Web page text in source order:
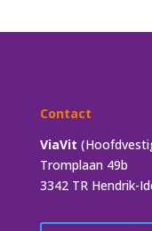
Contact
ViaVit
Tromplaan 49b
3342 TR Hendrik-